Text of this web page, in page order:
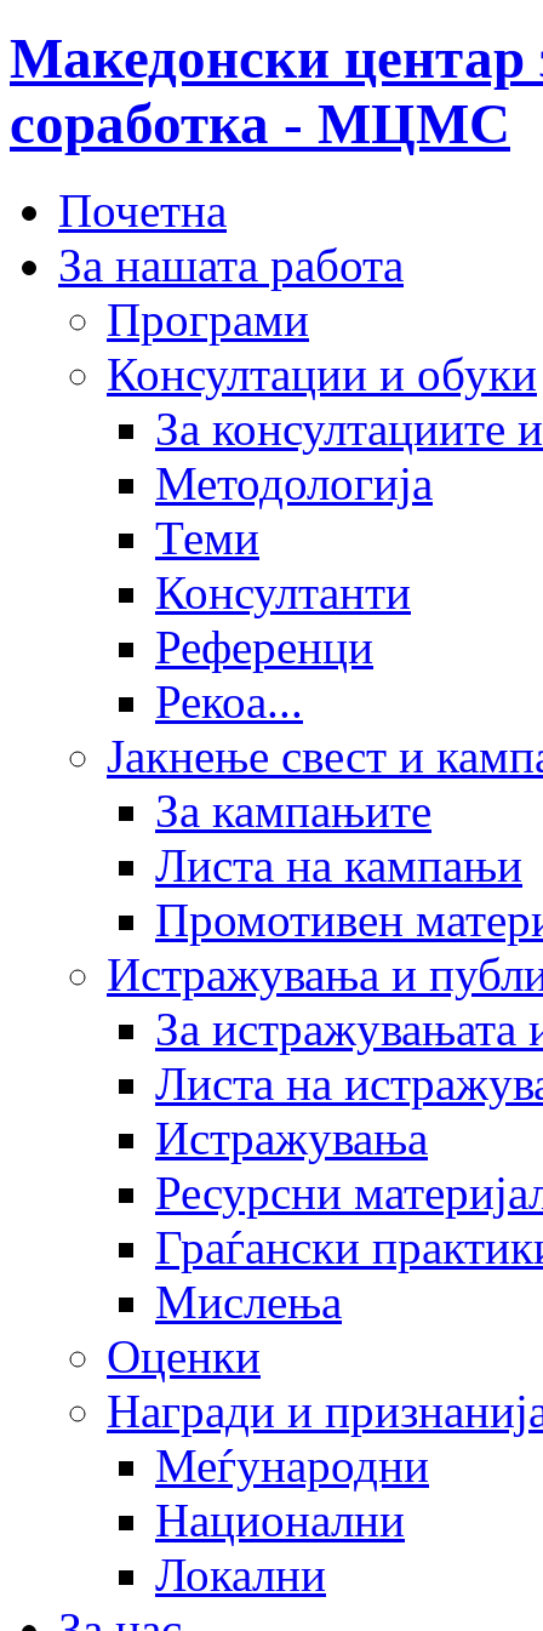
Македонски центар
соработка - МЦМС
Почетна
За нашата работа
Програми
Консултации и обуки
За консултациите
Методологија
Теми
Консултанти
Референци
Рекоа...
Јакнење свест и
За кампањите
Листа на кампањи
Промотивен
Истражувања и
За истражувањата
Листа на
Истражувања
Ресурсни
Граѓански
Мислења
Оценки
Награди и
Меѓународни
Национални
Локални